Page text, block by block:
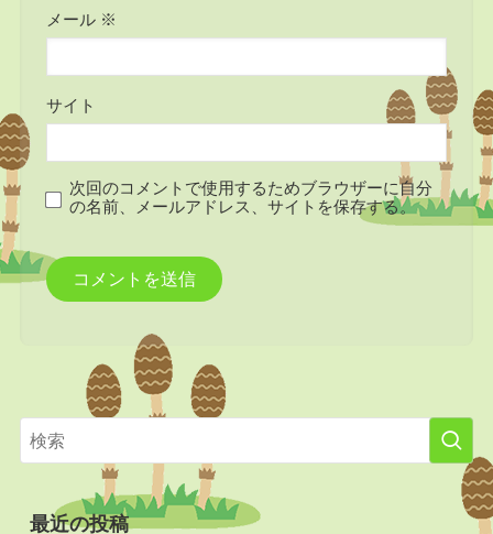
メール ※
サイト
次回のコメントで使用するためブラウザーに自分
の名前、メールアドレス、サイトを保存する。
最近の投稿